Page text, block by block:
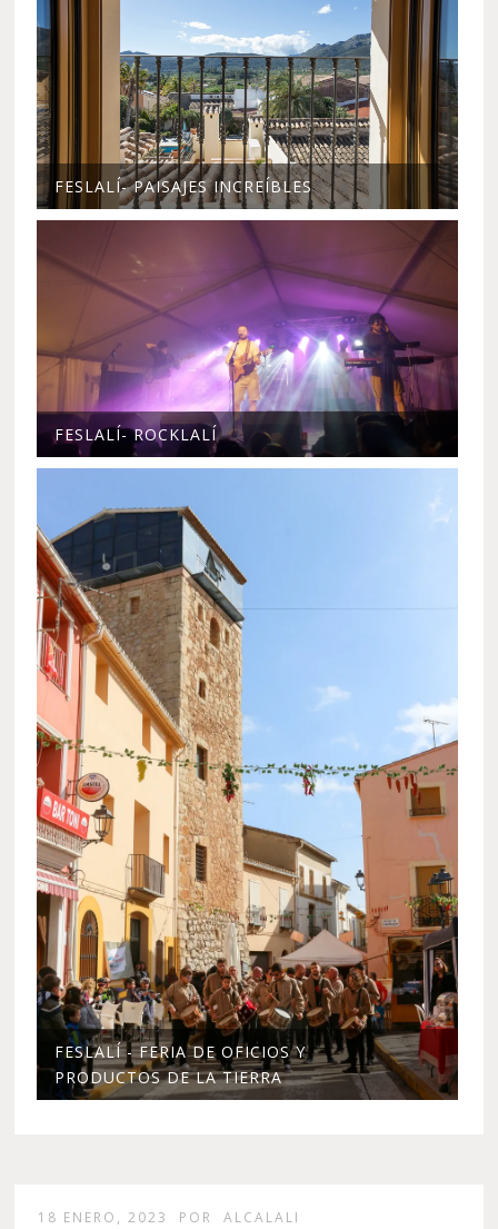
FESLALÍ- PAISAJES INCREÍBLES
FESLALÍ- ROCKLALÍ
FESLALÍ - FERIA DE OFICIOS Y
PRODUCTOS DE LA TIERRA
18 ENERO, 2023 POR ALCALALI